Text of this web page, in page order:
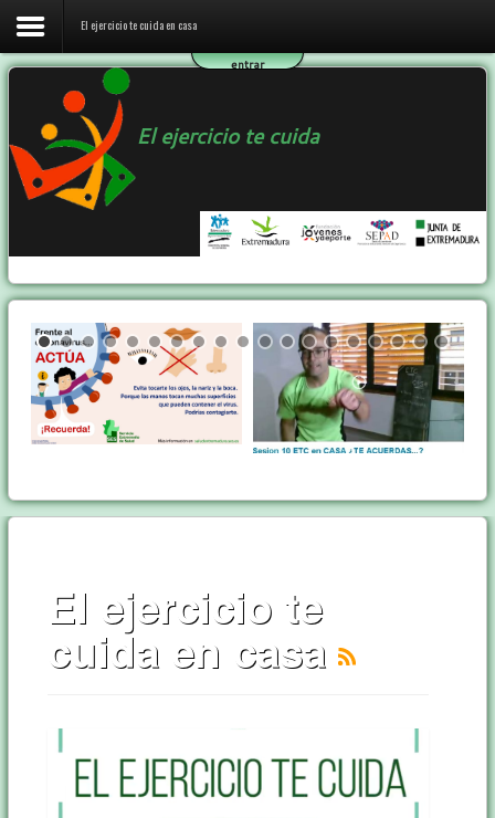
El ejercicio te cuida en casa
El programa ETC
Ejercicio y Salud
Contactar
El ejercicio te cuida en casa
entrar
El ejercicio te cuida
El ejercicio te
cuida en casa